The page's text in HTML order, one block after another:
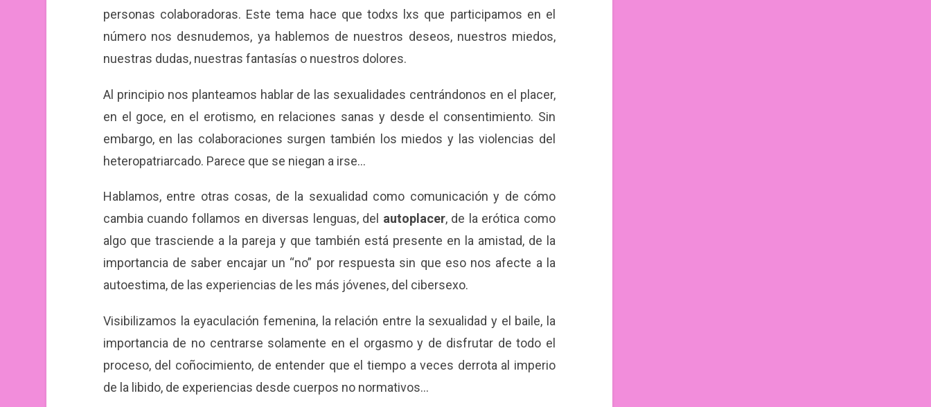
personas colaboradoras. Este tema hace que todxs lxs que participamos en el
número nos desnudemos, ya hablemos de nuestros deseos, nuestros miedos,
nuestras dudas, nuestras fantasías o nuestros dolores.
Al principio nos planteamos hablar de las sexualidades centrándonos en el placer,
en el goce, en el erotismo, en relaciones sanas y desde el consentimiento. Sin
embargo, en las colaboraciones surgen también los miedos y las violencias del
heteropatriarcado. Parece que se niegan a irse…
Hablamos, entre otras cosas, de la sexualidad como comunicación y de cómo
cambia cuando follamos en diversas lenguas, del autoplacer, de la erótica como
algo que trasciende a la pareja y que también está presente en la amistad, de la
importancia de saber encajar un “no” por respuesta sin que eso nos afecte a la
autoestima, de las experiencias de les más jóvenes, del cibersexo.
Visibilizamos la eyaculación femenina, la relación entre la sexualidad y el baile, la
importancia de no centrarse solamente en el orgasmo y de disfrutar de todo el
proceso, del coñocimiento, de entender que el tiempo a veces derrota al imperio
de la libido, de experiencias desde cuerpos no normativos…